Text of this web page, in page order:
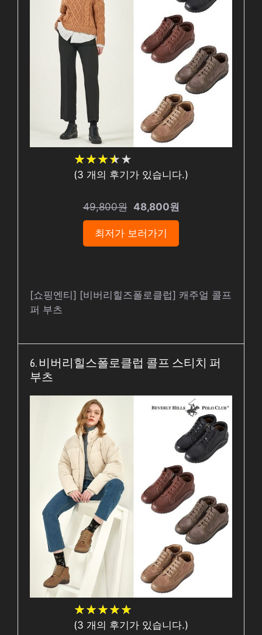
★★★★★
★★★★★
(3 개의 후기가 있습니다.)
49,800원 48,800원
최저가 보러가기
[쇼핑엔티] [비버리힐즈폴로클럽] 캐주얼 콜프
퍼 부츠
6. 비버리힐스폴로클럽 콜프 스티치 퍼
부츠
★★★★★
★★★★★
(3 개의 후기가 있습니다.)